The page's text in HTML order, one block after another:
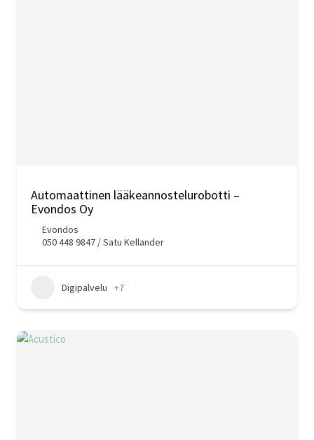
Automaattinen lääkeannostelurobotti –
Evondos Oy
Evondos
050 448 9847 / Satu Kellander
Digipalvelu +7